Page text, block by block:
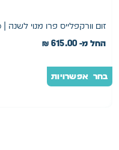
זום וורקפלייס פרו מנוי לשנה | Zoom Workplace Pro
החל מ-
₪ 615.00
בחר אפשרויות